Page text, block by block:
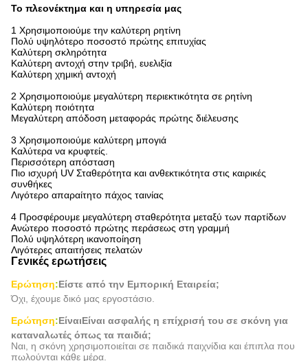
Το πλεονέκτημα και η υπηρεσία μας
1 Χρησιμοποιούμε την καλύτερη ρητίνη
Πολύ υψηλότερο ποσοστό πρώτης επιτυχίας
Καλύτερη σκληρότητα
Καλύτερη αντοχή στην τριβή, ευελιξία
Καλύτερη χημική αντοχή
2 Χρησιμοποιούμε μεγαλύτερη περιεκτικότητα σε ρητίνη
Καλύτερη ποιότητα
Μεγαλύτερη απόδοση μεταφοράς πρώτης διέλευσης
3 Χρησιμοποιούμε καλύτερη μπογιά
Καλύτερα να κρυφτείς.
Περισσότερη απόσταση
Πιο ισχυρή UV Σταθερότητα και ανθεκτικότητα στις καιρικές
συνθήκες
Λιγότερο απαραίτητο πάχος ταινίας
4 Προσφέρουμε μεγαλύτερη σταθερότητα μεταξύ των παρτίδων
Ανώτερο ποσοστό πρώτης περάσεως στη γραμμή
Πολύ υψηλότερη ικανοποίηση
Λιγότερες απαιτήσεις πελατών
Γενικές ερωτήσεις
Ερώτηση:Είστε από την Εμπορική Εταιρεία;
Όχι, έχουμε δικό μας εργοστάσιο.
Ερώτηση:ΕίναιΕίναι ασφαλής η επίχρισή του σε σκόνη για
καταναλωτές όπως τα παιδιά;
Ναι, η σκόνη χρησιμοποιείται σε παιδικά παιχνίδια και έπιπλα που
πωλούνται κάθε μέρα.